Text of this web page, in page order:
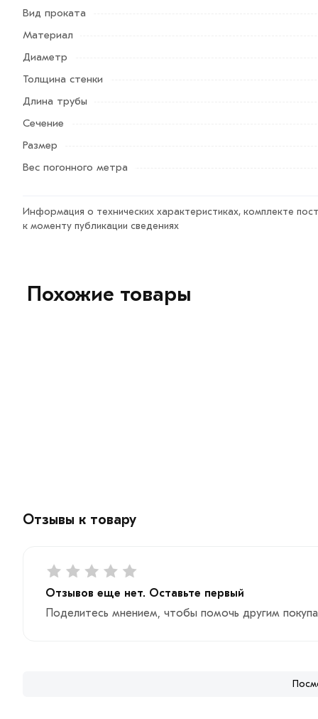
в строительстве;
в качестве каркаса для мебели, небольших
Для приобретения данной позиции, кликните мышкой
кнопку«Быстрый заказ» . Также можете купить
Условия доставки и цены на товар Труба
области. Наши профессиональные менеджеры
Вид проката
Материал
Диаметр
Толщина стенки
Длина трубы
Сечение
Размер
Вес погонного метра
Информация о технических характеристиках, комплекте
к моменту публикации сведениях
Похожие товары
Отзывы к товару
Отзывов еще нет. Оставьте первый
Поделитесь мнением, чтобы помочь другим